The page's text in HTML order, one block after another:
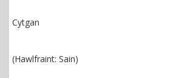
Cytgan
(Hawlfraint: Sain)